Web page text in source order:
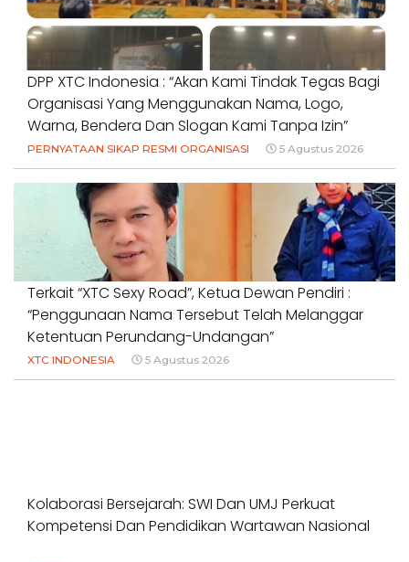
DPP XTC Indonesia : “Akan Kami Tindak Tegas Bagi
Organisasi Yang Menggunakan Nama, Logo,
Warna, Bendera Dan Slogan Kami Tanpa Izin”
PERNYATAAN SIKAP RESMI ORGANISASI 5 Agustus 2026
Terkait “XTC Sexy Road”, Ketua Dewan Pendiri :
“Penggunaan Nama Tersebut Telah Melanggar
Ketentuan Perundang-Undangan”
XTC INDONESIA 5 Agustus 2026
Kolaborasi Bersejarah: SWI Dan UMJ Perkuat
Kompetensi Dan Pendidikan Wartawan Nasional